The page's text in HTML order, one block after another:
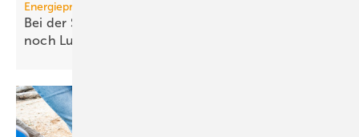
Energiepreise
Bei der Strompreissenkung für Wärmepumpen ist
noch Luft